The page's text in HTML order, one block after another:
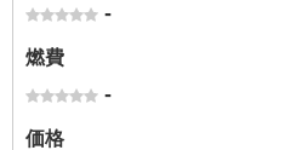
-
燃費
-
価格